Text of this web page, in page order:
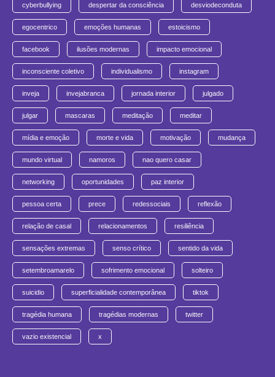
cyberbullying despertar da consciência desviodeconduta
egocentrico emoções humanas estoicismo
facebook ilusões modernas impacto emocional
inconsciente coletivo individualismo instagram
inveja invejabranca jornada interior julgado
julgar mascaras meditação meditar
mídia e emoção morte e vida motivação mudança
mundo virtual namoros nao quero casar
networking oportunidades paz interior
pessoa certa prece redessociais reflexão
relação de casal relacionamentos resiliência
sensações extremas senso crítico sentido da vida
setembroamarelo sofrimento emocional solteiro
suicidio superficialidade contemporânea tiktok
tragédia humana tragédias modernas twitter
vazio existencial x